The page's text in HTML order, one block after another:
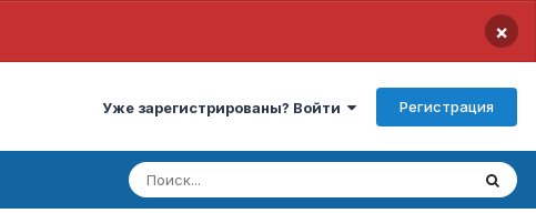
×
Уже зарегистрированы? Войти Регистрация